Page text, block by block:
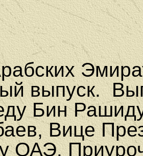
выпуск.
Бин
Вице
ОАЭ.